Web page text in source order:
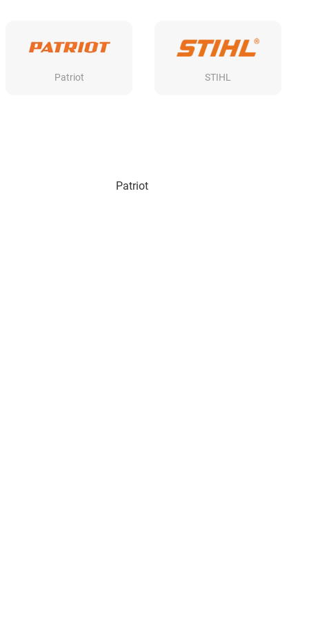
Patriot STIHL
Patriot